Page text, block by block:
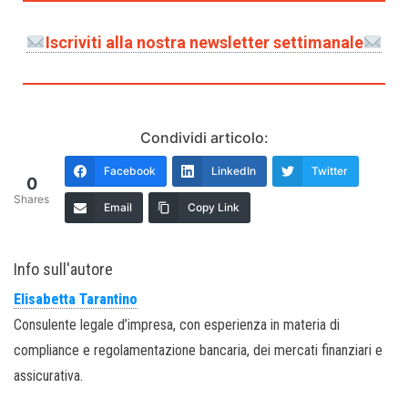
Iscriviti alla nostra newsletter settimanale
Condividi articolo:
0
Shares
Facebook LinkedIn Twitter
Email Copy Link
Info sull'autore
Elisabetta Tarantino
Consulente legale d’impresa, con esperienza in materia di
compliance e regolamentazione bancaria, dei mercati finanziari e
assicurativa.